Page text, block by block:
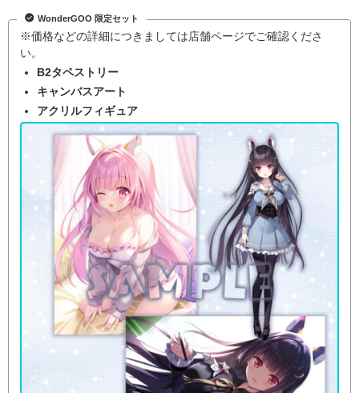
WonderGOO 限定セット
※価格などの詳細につきましては店舗ページでご確認くださ
い。
B2タペストリー
キャンバスアート
アクリルフィギュア